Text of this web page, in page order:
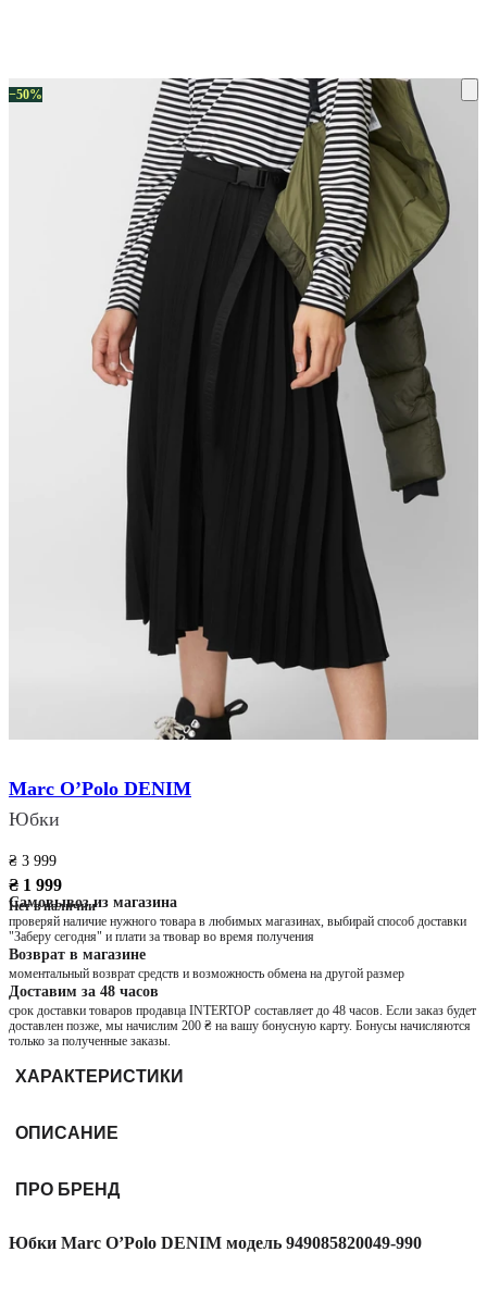
−50%
Marc O’Polo DENIM
Юбки
₴ 3 999
₴ 1 999
Нет в наличии
Самовывоз из магазина
проверяй наличие нужного товара в любимых магазинах, выбирай способ доставки
"Заберу сегодня" и плати за твовар во время получения
Возврат в магазине
моментальный возврат средств и возможность обмена на другой размер
Доставим за 48 часов
срок доставки товаров продавца INTERTOP составляет до 48 часов. Если заказ будет
доставлен позже, мы начислим 200 ₴ на вашу бонусную карту. Бонусы начисляются
только за полученные заказы.
ХАРАКТЕРИСТИКИ
ОПИСАНИЕ
ПРО БРЕНД
Юбки Marc O’Polo DENIM модель 949085820049-990